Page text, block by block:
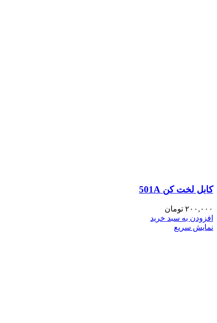
کابل لخت کن 501A
۲۰۰,۰۰۰ تومان
افزودن به سبد خرید
نمایش سریع